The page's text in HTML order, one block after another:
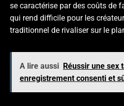
se caractérise par des coûts de
qui rend difficile pour les
traditionnel de rivaliser sur le
A lire aussi Réussir une sex
enregistrement consenti et